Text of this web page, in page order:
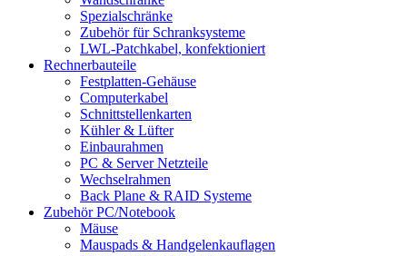
Spezialschränke
Zubehör für Schranksysteme
LWL-Patchkabel, konfektioniert
Rechnerbauteile
Festplatten-Gehäuse
Computerkabel
Schnittstellenkarten
Kühler & Lüfter
Einbaurahmen
PC & Server Netzteile
Wechselrahmen
Back Plane & RAID Systeme
Zubehör PC/Notebook
Mäuse
Mauspads & Handgelenkauflagen